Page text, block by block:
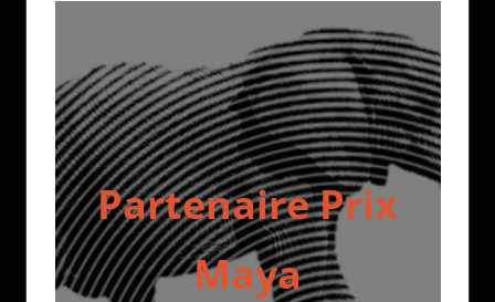
Partenaire Prix
Maya